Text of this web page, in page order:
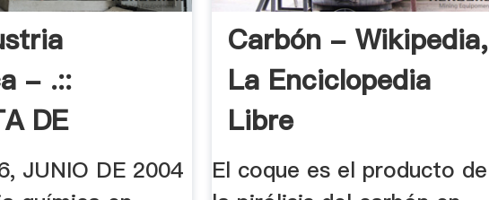
- .::
DE
.
JUNIO DE 2004
Carbón - Wikipedia,
La Enciclopedia
Libre
El coque es el producto de